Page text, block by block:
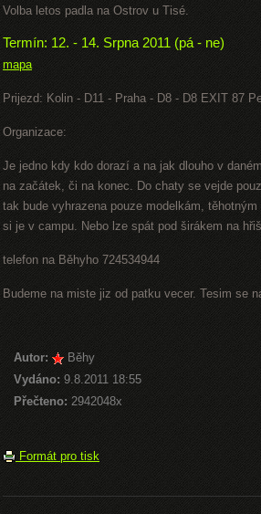
Volba letos padla na Ostrov u Tisé.
Termín: 12. - 14. Srpna 2011 (pá - ne)
mapa
Prijezd: Kolin - D11 - Praha - D8 - D8 EXIT 87
Organizace:
Je jedno kdy kdo dorazí a na jak dlouho v
na začátek, či na konec. Do chaty se vejde
tak bude vyhrazena pouze modelkám,
si je v campu. Nebo lze spát pod širákem na
telefon na Běhyho 724534944
Budeme na miste jiz od patku vecer. Tesim se
Autor:
Běhy
Vydáno: 9.8.2011 18:55
Přečteno: 2942048x
Formát pro tisk